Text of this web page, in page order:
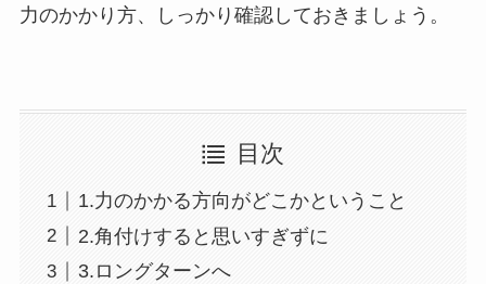
力のかかり方、しっかり確認しておきましょう。
目次
1.力のかかる方向がどこかということ
2.角付けすると思いすぎずに
3.ロングターンへ